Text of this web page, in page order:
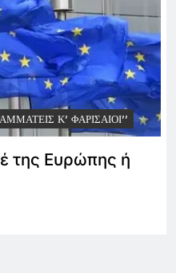
Κ' ΦΑΡΙΣΑΊΟΙ''
χρόνια
μειωμένης